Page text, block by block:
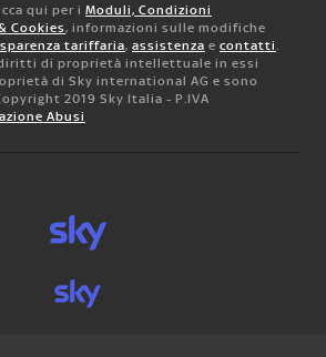
qui per i Moduli, Condizioni
Cookies, informazioni sulle modifiche
tariffaria, assistenza e contatti.
di proprietà intellettuale in essi
di Sky international AG e sono
2019 Sky Italia - P.IVA
Abusi